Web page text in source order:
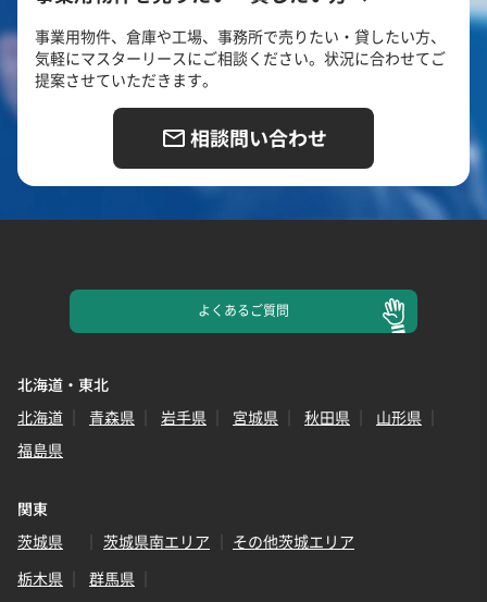
事業用物件、倉庫や工場、事務所で売りたい・貸したい方、
気軽にマスターリースにご相談ください。状況に合わせてご
提案させていただきます。
相談問い合わせ
よくあるご質問
北海道・東北
北海道
青森県 岩手県 宮城県 秋田県
山形県
福島県
関東
茨城県
茨城県南エリア
その他茨城エリア
栃木県
群馬県